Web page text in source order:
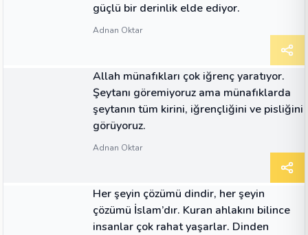
güçlü bir derinlik elde ediyor.
Adnan Oktar
Allah münafıkları çok iğrenç yaratıyor.
Şeytanı göremiyoruz ama münafıklarda
şeytanın tüm kirini, iğrençliğini ve pisliğini
görüyoruz.
Adnan Oktar
Her şeyin çözümü dindir, her şeyin
çözümü İslam’dır. Kuran ahlakını bilince
insanlar çok rahat yaşarlar. Dinden